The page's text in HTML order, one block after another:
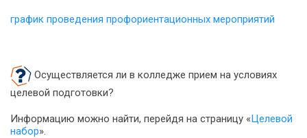
график проведения профориентационных мероприятий
Осуществляется ли в колледже прием на условиях
целевой подготовки?
Информацию можно найти, перейдя на страницу «Целевой
набор».